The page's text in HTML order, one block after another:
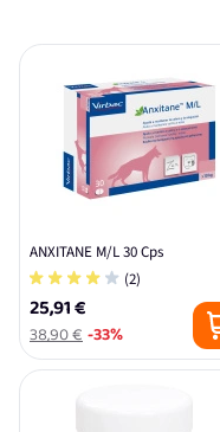
ANXITANE M/L 30 Cps
(2)
25,91 €
38,90 €-33%